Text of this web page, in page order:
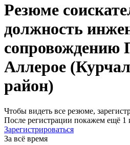
Резюме
должность
сопровождению
Аллерое
район)
Чтобы видеть все резюме,
После регистрации покажем ещё 1
Зарегистрироваться
За всё время